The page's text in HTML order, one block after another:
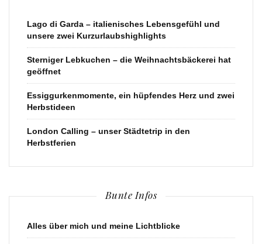
Lago di Garda – italienisches Lebensgefühl und
unsere zwei Kurzurlaubshighlights
Sterniger Lebkuchen – die Weihnachtsbäckerei hat
geöffnet
Essiggurkenmomente, ein hüpfendes Herz und zwei
Herbstideen
London Calling – unser Städtetrip in den
Herbstferien
Bunte Infos
Alles über mich und meine Lichtblicke